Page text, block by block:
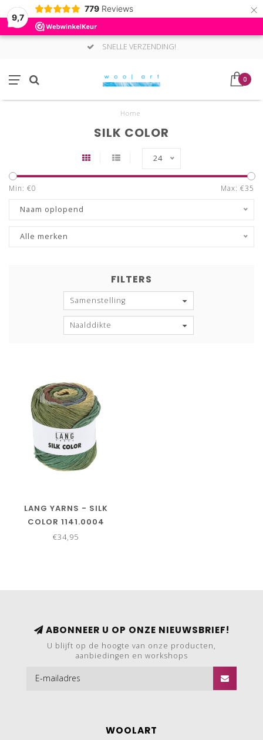
9,7
779 Reviews ×
SNELLE VERZENDING!
0
Home
SILK COLOR
24
Min: €0 Max: €35
Naam oplopend
Alle merken
FILTERS
Samenstelling
Naalddikte
LANG YARNS - SILK
COLOR 1141.0004
€34,95
ABONNEER U OP ONZE NIEUWSBRIEF!
U blijft op de hoogte van onze producten,
aanbiedingen en workshops
WOOLART